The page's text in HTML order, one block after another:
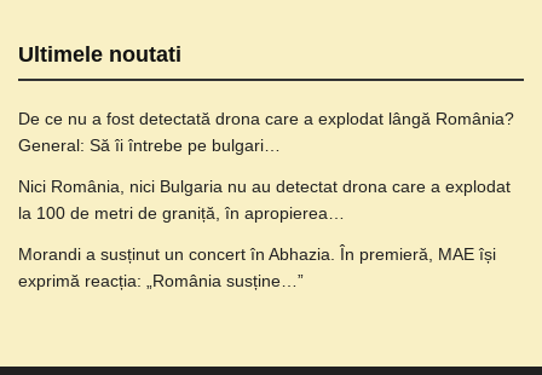
Ultimele noutati
De ce nu a fost detectată drona care a explodat lângă România?
General: Să îi întrebe pe bulgari…
Nici România, nici Bulgaria nu au detectat drona care a explodat
la 100 de metri de graniță, în apropierea…
Morandi a susținut un concert în Abhazia. În premieră, MAE își
exprimă reacția: „România susține…”